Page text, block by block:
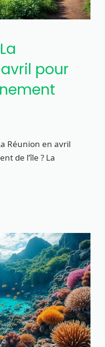
pour
Réunion en avril
de l’île ? La